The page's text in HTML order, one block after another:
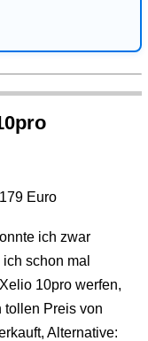
ich zwar
schon mal
10pro werfen,
tollen Preis von
Alternative: